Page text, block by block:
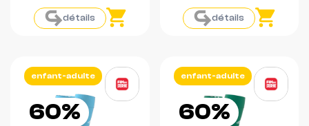
détails détails
enfant-adulte
60%
enfant-adulte
60%